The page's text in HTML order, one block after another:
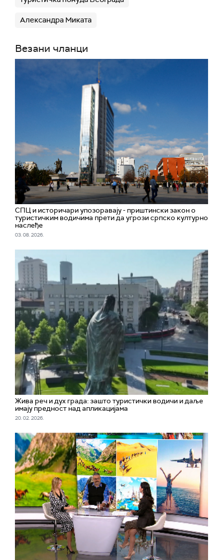
Александра Миката
Везани чланци
СПЦ и историчари упозоравају - приштински закон о
туристичким водичима прети да угрози српско културно
наслеђе
03. 08. 2026.
Жива реч и дух града: зашто туристички водичи и даље
имају предност над апликацијама
20. 02. 2026.